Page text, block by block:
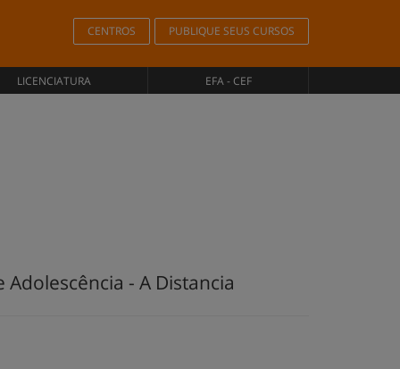
CENTROS PUBLIQUE SEUS CURSOS
LICENCIATURA EFA - CEF
- A Distancia